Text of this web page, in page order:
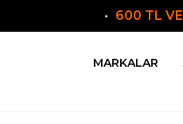
600 TL VE
MARKALAR